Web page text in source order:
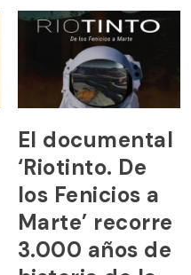
El documental
‘Riotinto. De
los Fenicios a
Marte’ recorre
3.000 años de